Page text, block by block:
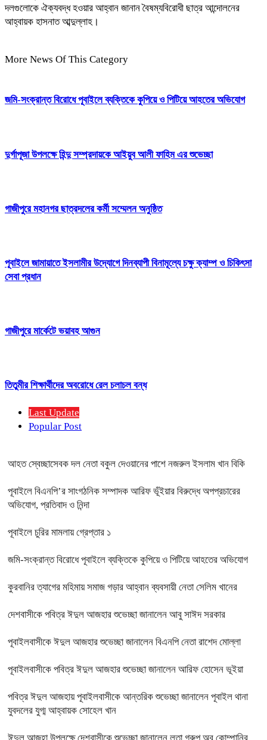
দলগুলোকে ঐক্যবদ্ধ হওয়ার আহ্বান জানান বৈষম্যবিরোধী ছাত্র আন্দোলনের
আহ্বায়ক হাসনাত আব্দুল্লাহ।
More News Of This Category
জমি-সংক্রান্ত বিরোধে পূবাইলে ব্যক্তিকে কুপিয়ে ও পিটিয়ে আহতের অভিযোগ
দুর্গাপূজা উপলক্ষে হিন্দু সম্প্রদায়কে আইয়ুব আলী ফাহিম এর শুভেচ্ছা
গাজীপুরে মহানগর ছাত্রদলের কর্মী সম্মেলন অনুষ্ঠিত
পূবাইলে জামায়াতে ইসলামীর উদ্যোগে দিনব্যাপী বিনামূল্যে চক্ষু ক্যাম্প ও চিকিৎসা
সেবা প্রধান
গাজীপুরে মার্কেটে ভয়াবহ আগুন
তিতুমীর শিক্ষার্থীদের অবরোধে রেল চলাচল বন্ধ
Last Update
Popular Post
আহত স্বেচ্ছাসেবক দল নেতা বকুল দেওয়ানের পাশে নজরুল ইসলাম খান বিকি
পূবাইলে বিএনপি’র সাংগঠনিক সম্পাদক আরিফ ভূঁইয়ার বিরুদ্ধে অপপ্রচারের
অভিযোগ, প্রতিবাদ ও নিন্দা
পূবাইলে চুরির মামলায় গ্রেপ্তার ১
জমি-সংক্রান্ত বিরোধে পূবাইলে ব্যক্তিকে কুপিয়ে ও পিটিয়ে আহতের অভিযোগ
কুরবানির ত্যাগের মহিমায় সমাজ গড়ার আহ্বান ব্যবসায়ী নেতা সেলিম খানের
দেশবাসীকে পবিত্র ঈদুল আজহার শুভেচ্ছা জানালেন আবু সাঈদ সরকার
পূবাইলবাসীকে ঈদুল আজহার শুভেচ্ছা জানালেন বিএনপি নেতা রাশেদ মোল্লা
পূবাইলবাসীকে পবিত্র ঈদুল আজহার শুভেচ্ছা জানালেন আরিফ হোসেন ভূইয়া
পবিত্র ঈদুল আজহায় পূবাইলবাসীকে আন্তরিক শুভেচ্ছা জানালেন পূবাইল থানা
যুবদলের যুগ্ম আহ্বায়ক সোহেল খান